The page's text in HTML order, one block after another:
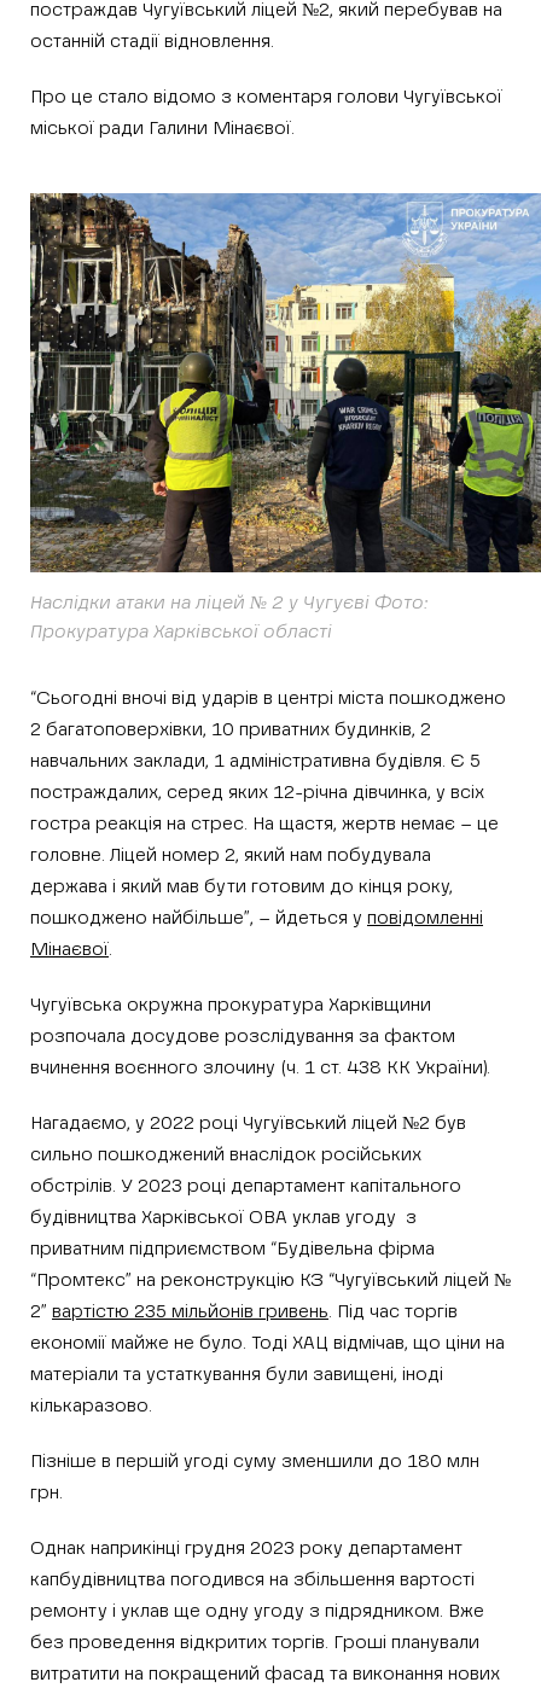
постраждав Чугуївський ліцей №2, який перебував на
останній стадії відновлення.
Про це стало відомо з коментаря голови Чугуївської
міської ради Галини Мінаєвої.
Наслідки атаки на ліцей № 2 у Чугуєві Фото:
Прокуратура Харківської області
“Сьогодні вночі від ударів в центрі міста пошкоджено
2 багатоповерхівки, 10 приватних будинків, 2
навчальних заклади, 1 адміністративна будівля. Є 5
постраждалих, серед яких 12-річна дівчинка, у всіх
гостра реакція на стрес. На щастя, жертв немає – це
головне. Ліцей номер 2, який нам побудувала
держава і який мав бути готовим до кінця року,
пошкоджено найбільше”, – йдеться у повідомленні
Мінаєвої
Чугуївська окружна прокуратура Харківщини
розпочала досудове розслідування за фактом
вчинення воєнного злочину (ч. 1 ст. 438 КК України).
Нагадаємо, у 2022 році Чугуївський ліцей №2 був
сильно пошкоджений внаслідок російських
обстрілів. У 2023 році департамент капітального
будівництва Харківської ОВА уклав угоду з
приватним підприємством “Будівельна фірма
“Промтекс” на реконструкцію КЗ “Чугуївський ліцей №
2” вартістю 235 мільйонів гривень . Під час торгів
економії майже не було. Тоді ХАЦ відмічав, що ціни на
матеріали та устаткування були завищені, іноді
кількаразово.
Пізніше в першій угоді суму зменшили до 180 млн
грн.
Однак наприкінці грудня 2023 року департамент
капбудівництва погодився на збільшення вартості
ремонту і уклав ще одну угоду з підрядником. Вже
без проведення відкритих торгів. Гроші планували
витратити на покращений фасад та виконання нових